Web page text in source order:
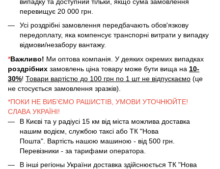
перевищує 20 000 грн.
Усі роздрібні замовлення передбачають обов'язкову
передоплату, яка компенсує транспорні витрати у випадку
відмови/незабору вантажу.
*Важливо! Ми оптова компанія. У деяких окремих випадках
роздрібних замовлень ціна товару може бути вища на 10-
30%! Товари вартістю до 100 грн по 1 шт не відпускаємо (це
не стосується замовлення зразків).
*ПОКИ НЕ ВИБ'ЄМО РАШИСТІВ, УМОВИ УТОЧНЮЙТЕ!
СЛАВА УКРАЇНІ!
В Києві та у радіусі 15 км від міста можлива доставка
нашим водієм, службою таксі або ТК "Нова
Пошта". Вартість нашою машиною - від 500 грн.
Перевізники - за тарифами оператора.
В інші регіоны України доставка здійснюється ТК "Нова